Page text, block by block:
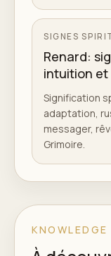
SIGNES
Renard:
intuition et
Signification
adaptation,
messager,
Grimoire.
KNOWLEDGE